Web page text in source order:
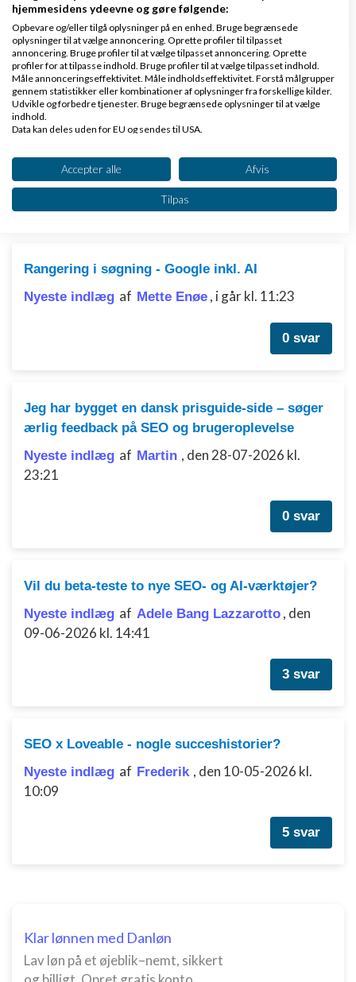
Hastighedsekspert og wordpress nørd
Side 1 ud af 1 (6 indlæg)
Søgemaskineoptimering (SEO) hjælp & gode råd
Rangering i søgning - Google inkl. AI
Nyeste indlæg af Mette Enøe , i går kl. 11:23
0 svar
Jeg har bygget en dansk prisguide-side – søger
ærlig feedback på SEO og brugeroplevelse
Nyeste indlæg af Martin , den 28-07-2026 kl.
23:21
0 svar
Vil du beta-teste to nye SEO- og AI-værktøjer?
Nyeste indlæg af Adele Bang Lazzarotto , den
09-06-2026 kl. 14:41
3 svar
SEO x Loveable - nogle succeshistorier?
Nyeste indlæg af Frederik , den 10-05-2026 kl.
10:09
5 svar
Klar lønnen med Danløn
Lav løn på et øjeblik–nemt, sikkert
hjemmesidens ydeevne og gøre følgende:
Opbevare og/eller tilgå oplysninger på en enhed. Bruge begrænsede
oplysninger til at vælge annoncering. Oprette profiler til tilpasset
annoncering. Bruge profiler til at vælge tilpasset annoncering. Oprette
profiler for at tilpasse indhold. Bruge profiler til at vælge tilpasset indhold.
Måle annonceringseffektivitet. Måle indholdseffektivitet. Forstå målgrupper
gennem statistikker eller kombinationer af oplysninger fra forskellige kilder.
Udvikle og forbedre tjenester. Bruge begrænsede oplysninger til at vælge
indhold.
Data kan deles uden for EU og sendes til USA.
Se partnerliste (2 IAB-leverandører)
Vi bruger dine data til følgende formål:
IAB's behandlingsformål:
Bruge begrænsede oplysninger til at vælge
annoncering
Oprette profiler for at tilpasse indhold
Bruge profiler til at vælge tilpasset indhold
Måle annonceringseffektivitet
Udvikle og forbedre tjenester
Bruge begrænsede oplysninger til at vælge
indhold
Identificere enheder baseret på aktivt
anmodede oplysninger
Ikke-IAB-behandlingsformål:
Accepter alle Afvis
Tilpas